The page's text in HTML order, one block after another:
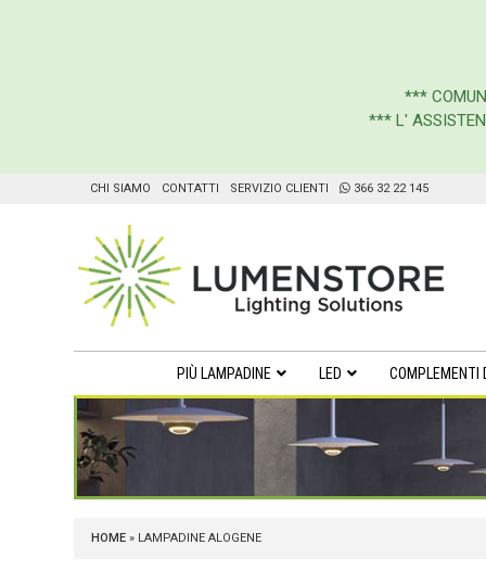
***
*** L'
CHI SIAMO CONTATTI SERVIZIO CLIENTI 366 32 22 145
PIÙ LAMPADINE LED COMPLEMENTI
HOME» LAMPADINE ALOGENE